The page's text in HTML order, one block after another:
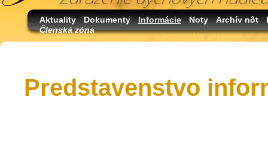
Aktuality Dokumenty Informácie Noty Archív nôt
Členská zóna
Predstavenstvo